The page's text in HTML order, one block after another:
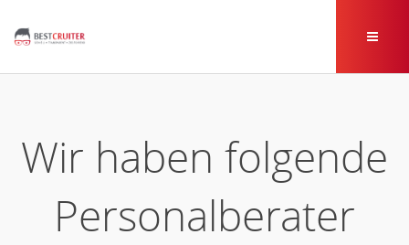
Wir haben folgende
Personalberater